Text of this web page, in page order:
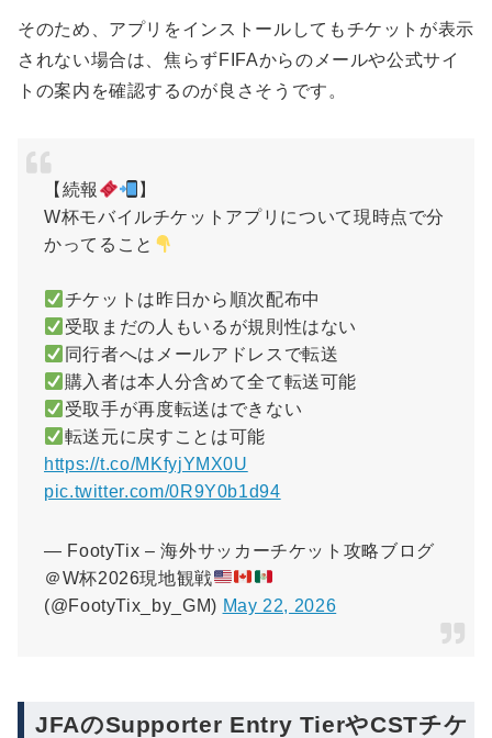
そのため、アプリをインストールしてもチケットが表示
されない場合は、焦らずFIFAからのメールや公式サイ
トの案内を確認するのが良さそうです。
【続報
】
W杯モバイルチケットアプリについて現時点で分
かってること
チケットは昨日から順次配布中
受取まだの人もいるが規則性はない
同行者へはメールアドレスで転送
購入者は本人分含めて全て転送可能
受取手が再度転送はできない
転送元に戻すことは可能
https://t.co/MKfyjYMX0U
pic.twitter.com/0R9Y0b1d94
— FootyTix – 海外サッカーチケット攻略ブログ
＠W杯2026現地観戦
(@FootyTix_by_GM) May 22, 2026
JFAのSupporter Entry TierやCSTチケ